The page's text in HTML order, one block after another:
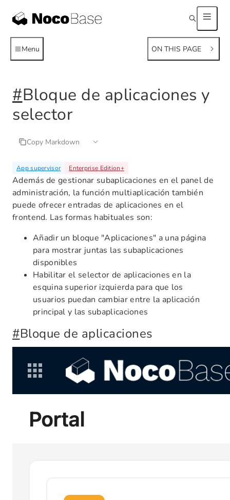
Menu ON THIS PAGE
#Bloque de aplicaciones y
selector
Copy Markdown
App supervisor Enterprise Edition+
Además de gestionar subaplicaciones en el panel de
administración, la función multiaplicación también
puede ofrecer entradas de aplicaciones en el
frontend. Las formas habituales son:
Añadir un bloque "Aplicaciones" a una página
para mostrar juntas las subaplicaciones
disponibles
Habilitar el selector de aplicaciones en la
esquina superior izquierda para que los
usuarios puedan cambiar entre la aplicación
principal y las subaplicaciones
#Bloque de aplicaciones